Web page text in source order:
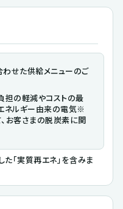
せた供給メニューのご
担の軽減やコストの最
ネルギー由来の電気※
お客さまの脱炭素に関
「実質再エネ」を含みま